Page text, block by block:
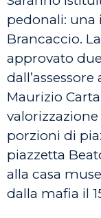
pedonali: una
Brancaccio.
approvato
Maurizio
porzioni di
piazzetta
alla casa
dalla mafia il